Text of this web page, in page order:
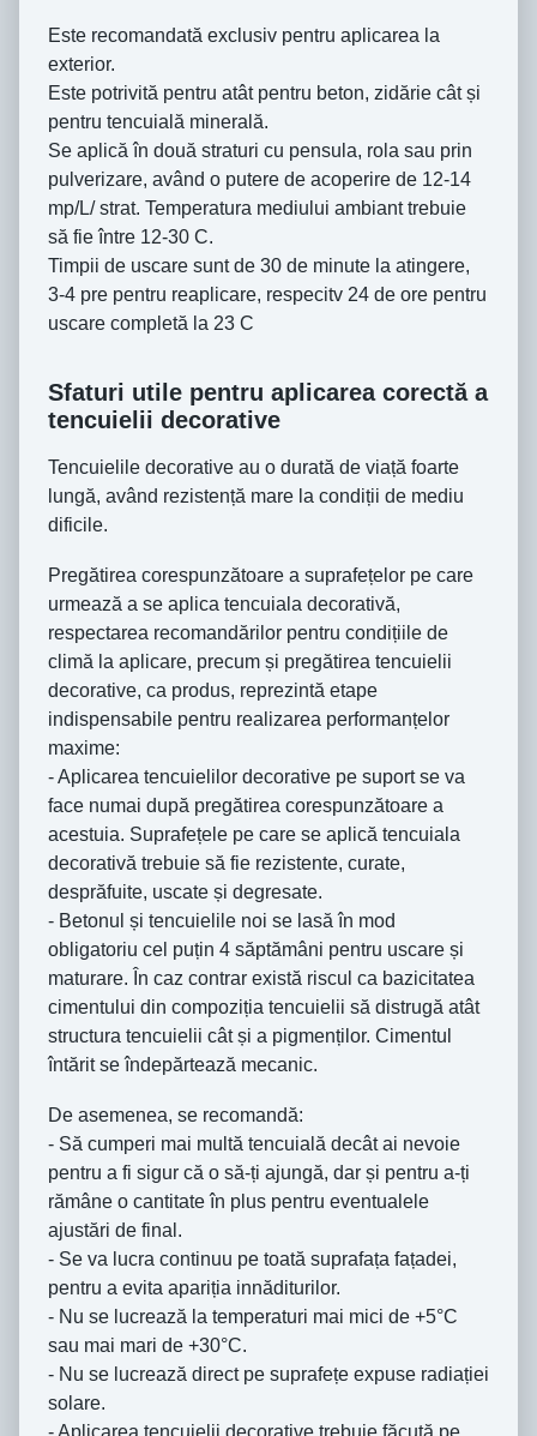
Este recomandată exclusiv pentru aplicarea la
exterior.
Este potrivită pentru atât pentru beton, zidărie cât și
pentru tencuială minerală.
Se aplică în două straturi cu pensula, rola sau prin
pulverizare, având o putere de acoperire de 12-14
mp/L/ strat. Temperatura mediului ambiant trebuie
să fie între 12-30 C.
Timpii de uscare sunt de 30 de minute la atingere,
3-4 pre pentru reaplicare, respecitv 24 de ore pentru
uscare completă la 23 C
Sfaturi utile pentru aplicarea corectă a
tencuielii decorative
Tencuielile decorative au o durată de viață foarte
lungă, având rezistență mare la condiții de mediu
dificile.
Pregătirea corespunzătoare a suprafețelor pe care
urmează a se aplica tencuiala decorativă,
respectarea recomandărilor pentru condițiile de
climă la aplicare, precum și pregătirea tencuielii
decorative, ca produs, reprezintă etape
indispensabile pentru realizarea performanțelor
maxime:
- Aplicarea tencuielilor decorative pe suport se va
face numai după pregătirea corespunzătoare a
acestuia. Suprafețele pe care se aplică tencuiala
decorativă trebuie să fie rezistente, curate,
desprăfuite, uscate și degresate.
- Betonul și tencuielile noi se lasă în mod
obligatoriu cel puțin 4 săptămâni pentru uscare și
maturare. În caz contrar există riscul ca bazicitatea
cimentului din compoziția tencuielii să distrugă atât
structura tencuielii cât și a pigmenților. Cimentul
întărit se îndepărtează mecanic.
De asemenea, se recomandă:
- Să cumperi mai multă tencuială decât ai nevoie
pentru a fi sigur că o să-ți ajungă, dar și pentru a-ți
rămâne o cantitate în plus pentru eventualele
ajustări de final.
- Se va lucra continuu pe toată suprafața fațadei,
pentru a evita apariția innăditurilor.
- Nu se lucrează la temperaturi mai mici de +5°C
sau mai mari de +30°C.
- Nu se lucrează direct pe suprafețe expuse radiației
solare.